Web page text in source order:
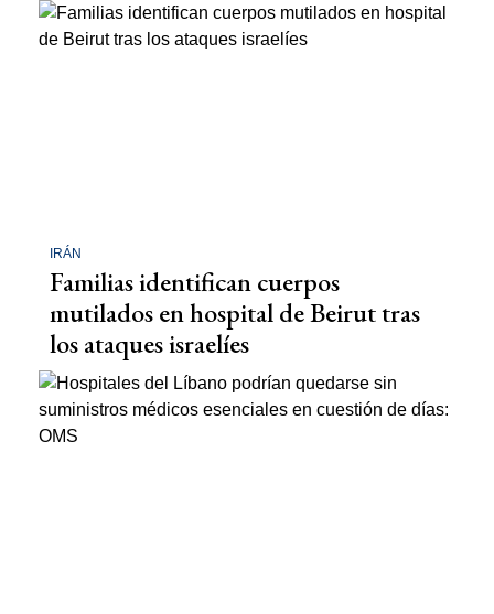
IRÁN
Familias identifican cuerpos
mutilados en hospital de Beirut tras
los ataques israelíes